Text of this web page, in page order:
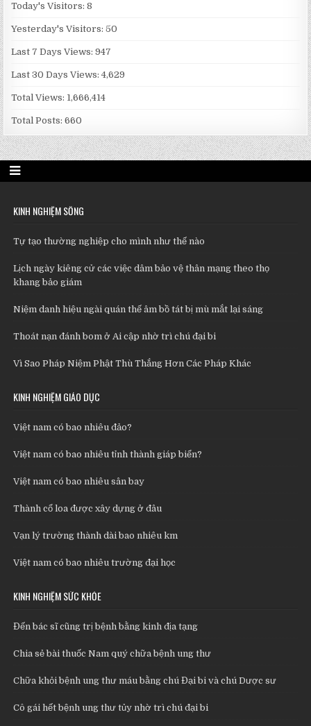
Today's Visitors:8
Yesterday's Visitors:50
Last 7 Days Views:947
Last 30 Days Views:4,629
Total Views: 1,666,414
Total Posts:660
KINH NGHIỆM SỐNG
Tự tạo thường nghiệp cho mình như thế nào
Lịch ngày kiêng cử các việc dâm bảo vệ thân mạng theo thọ
khang bảo giám
Niệm danh hiệu ngài quán thế âm bồ tát bị mù mắt lại sáng
Thoát nạn đánh bom ở Ai cập nhờ trì chú đại bi
Vì Sao Pháp Niệm Phật Thù Thắng Hơn Các Pháp Khác
KINH NGHIỆM GIÁO DỤC
Việt nam có bao nhiêu đảo?
Việt nam có bao nhiêu tỉnh thành giáp biển?
Việt nam có bao nhiêu sân bay
Thành cổ loa được xây dựng ở đâu
Vạn lý trường thành dài bao nhiêu km
Việt nam có bao nhiêu trường đại học
KINH NGHIỆM SỨC KHỎE
Đến bác sĩ cũng trị bệnh bằng kinh địa tạng
Chia sẻ bài thuốc Nam quý chữa bệnh ung thư
Chữa khỏi bệnh ung thư máu bằng chú Đại bi và chú Dược sư
Cô gái hết bệnh ung thư tủy nhờ trì chú đại bi